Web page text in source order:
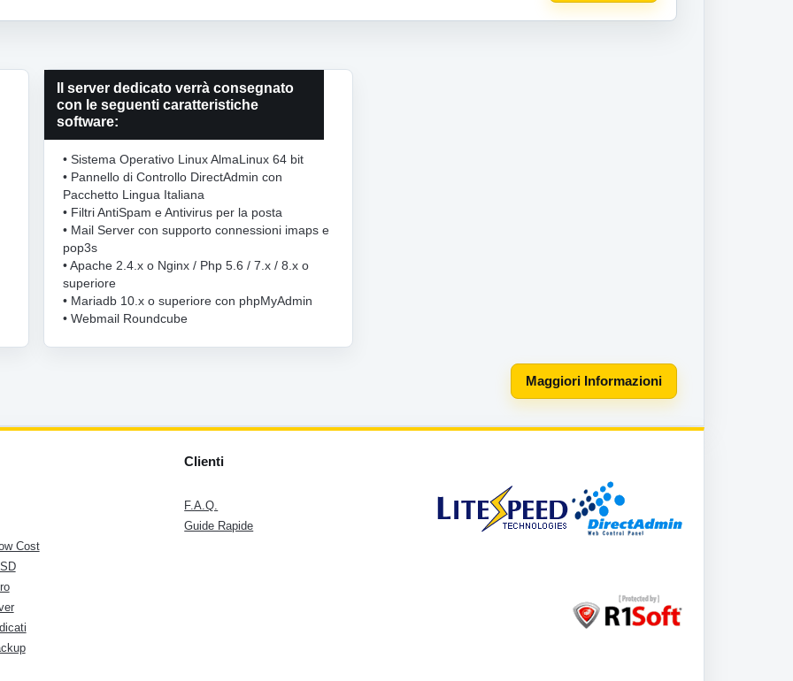
Il server dedicato verrà consegnato
con le seguenti caratteristiche
software:
• Sistema Operativo Linux AlmaLinux 64 bit
• Pannello di Controllo DirectAdmin con
Pacchetto Lingua Italiana
• Filtri AntiSpam e Antivirus per la posta
• Mail Server con supporto connessioni imaps e
pop3s
• Apache 2.4.x o Nginx / Php 5.6 / 7.x / 8.x o
superiore
• Mariadb 10.x o superiore con phpMyAdmin
• Webmail Roundcube
Maggiori Informazioni
Cost
Clienti
F.A.Q.
Guide Rapide